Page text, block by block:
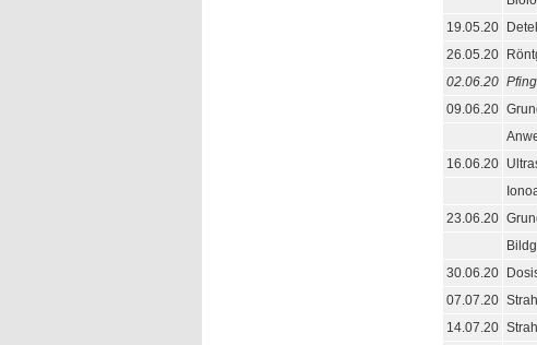
19.05.20
26.05.20
02.06.20
09.06.20
16.06.20
23.06.20
30.06.20
07.07.20
14.07.20